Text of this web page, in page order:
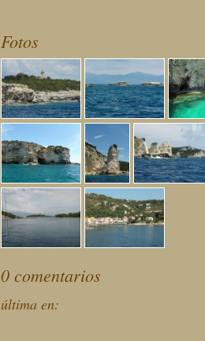
Fotos
0 comentarios
última en: